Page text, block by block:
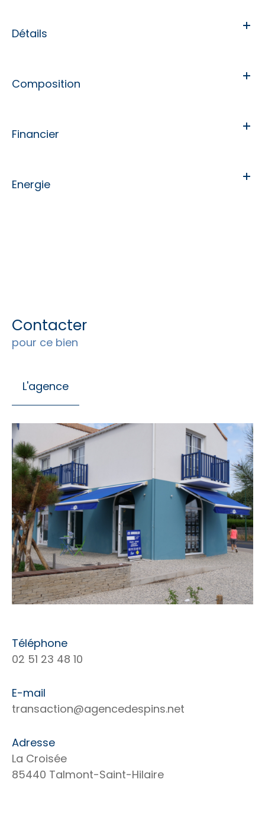
Détails
Composition
Financier
Energie
Contacter
pour ce bien
L'agence
Téléphone
02 51 23 48 10
E-mail
transaction@agencedespins.net
Adresse
La Croisée
85440 Talmont-Saint-Hilaire